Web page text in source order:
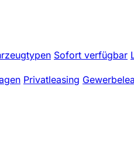
Sofort verfügbar
Privatleasing